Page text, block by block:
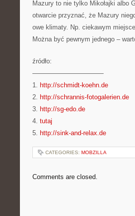
Mazury to nie tylko Mikołajki albo
otwarcie przyznać, że Mazury
owe klimaty. Np. ciekawym
Można być pewnym jednego –
źródło:
———————————
1. http://schmidt-koehn.de
2. http://schrannis-fotogalerien.de
3. http://sg-edo.de
4. tutaj
5. http://sink-and-relax.de
CATEGORIES: MOBZILLA
Comments are closed.